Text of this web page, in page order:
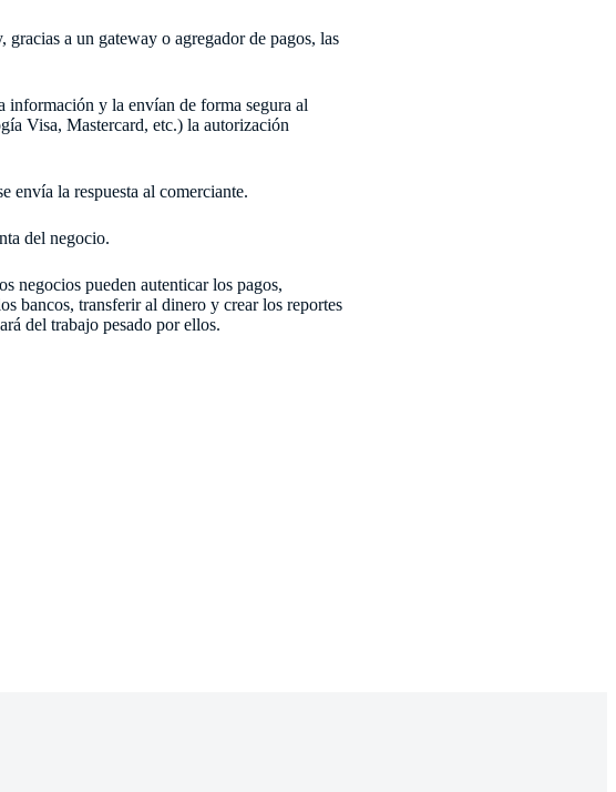
a un gateway o agregador de pagos, las
información y la envían de forma segura al
Visa, Mastercard, etc.) la autorización
envía la respuesta al comerciante.
del negocio.
negocios pueden autenticar los pagos,
bancos, transferir al dinero y crear los reportes
del trabajo pesado por ellos.